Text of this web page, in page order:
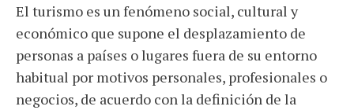
El turismo es un fenómeno social, cultural y
económico que supone el desplazamiento de
personas a países o lugares fuera de su entorno
habitual por motivos personales, profesionales o
negocios, de acuerdo con la definición de la